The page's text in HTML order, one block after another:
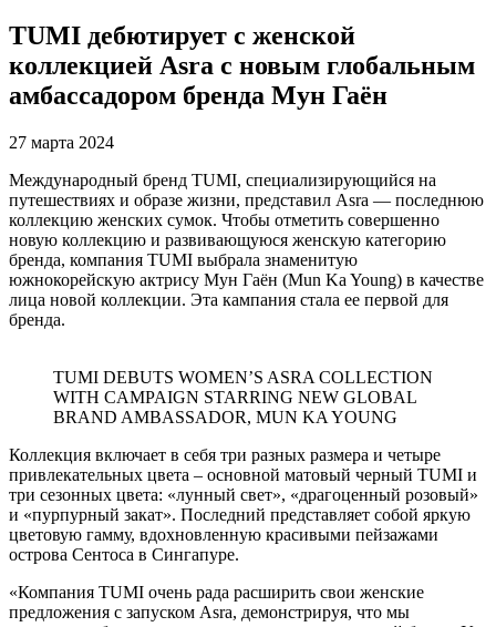
TUMI дебютирует с женской
коллекцией Asra с новым глобальным
амбассадором бренда Мун Гаён
27 марта 2024
Международный бренд TUMI, специализирующийся на
путешествиях и образе жизни, представил Asra — последнюю
коллекцию женских сумок. Чтобы отметить совершенно
новую коллекцию и развивающуюся женскую категорию
бренда, компания TUMI выбрала знаменитую
южнокорейскую актрису Мун Гаён (Mun Ka Young) в качестве
лица новой коллекции. Эта кампания стала ее первой для
бренда.
TUMI DEBUTS WOMEN’S ASRA COLLECTION
WITH CAMPAIGN STARRING NEW GLOBAL
BRAND AMBASSADOR, MUN KA YOUNG
Коллекция включает в себя три разных размера и четыре
привлекательных цвета – основной матовый черный TUMI и
три сезонных цвета: «лунный свет», «драгоценный розовый»
и «пурпурный закат». Последний представляет собой яркую
цветовую гамму, вдохновленную красивыми пейзажами
острова Сентоса в Сингапуре.
«Компания TUMI очень рада расширить свои женские
предложения с запуском Asra, демонстрируя, что мы